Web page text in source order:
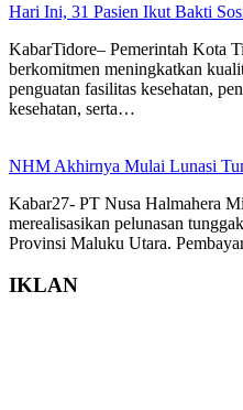
Hari Ini, 31 Pasien Ikut Bakti
KabarTidore– Pemerintah Kota
berkomitmen meningkatkan
penguatan fasilitas kesehatan,
kesehatan, serta…
NHM Akhirnya Mulai Lunasi
Kabar27- PT Nusa Halmahera
merealisasikan pelunasan
Provinsi Maluku Utara.
IKLAN